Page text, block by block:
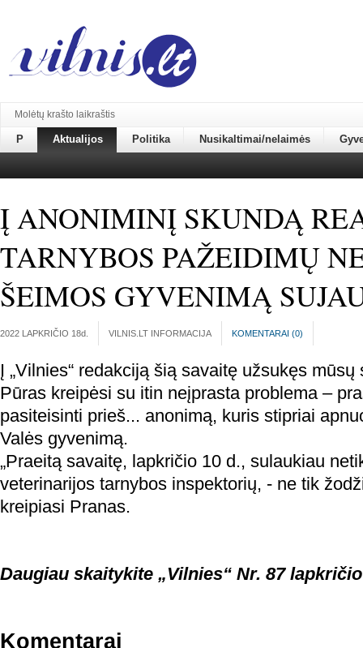
Molėtų krašto laikraštis
P Aktualijos Politika Nusikaltimai/nelaimės
Į ANONIMINĮ SKUNDĄ
TARNYBOS PAŽEIDIMŲ
ŠEIMOS GYVENIMĄ
2022 LAPKRIČIO 18d. VILNIS.LT INFORMACIJA KOMENTARAI (0)
Į „Vilnies“ redakciją šią savaitę užsukęs
Pūras kreipėsi su itin neįprasta problema –
pasiteisinti prieš... anonimą, kuris stipriai
Valės gyvenimą.
„Praeitą savaitę, lapkričio 10 d., sulaukiau
veterinarijos tarnybos inspektorių, - ne tik
kreipiasi Pranas.
Daugiau skaitykite „Vilnies“ Nr. 87
Komentarai